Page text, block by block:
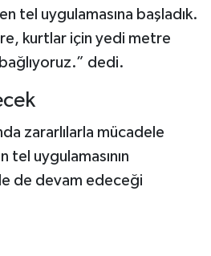
tel uygulamasına başladık.
kurtlar için yedi metre
dedi.
zararlılarla mücadele
tel uygulamasının
de devam edeceği